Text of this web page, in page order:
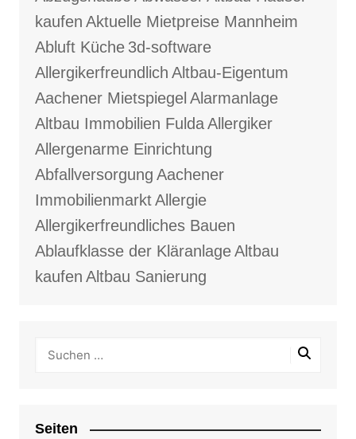
kaufen Aktuelle Mietpreise Mannheim
Abluft Küche 3d-software
Allergikerfreundlich Altbau-Eigentum
Aachener Mietspiegel Alarmanlage
Altbau Immobilien FuldaAllergiker
Allergenarme Einrichtung
Abfallversorgung Aachener
ImmobilienmarktAllergie
Allergikerfreundliches Bauen
Ablaufklasse der KläranlageAltbau
kaufen Altbau Sanierung
Seiten